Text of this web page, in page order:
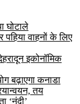
घोटाले
वाहनों के लिए
इकोनॉमिक
बढ़ाएगा कनाडा
तय
‘नंदी’